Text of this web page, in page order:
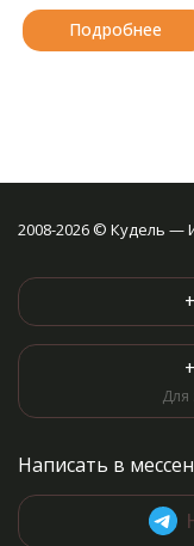
Подробнее
2008-2026 © Кудель —
Для
Написать в